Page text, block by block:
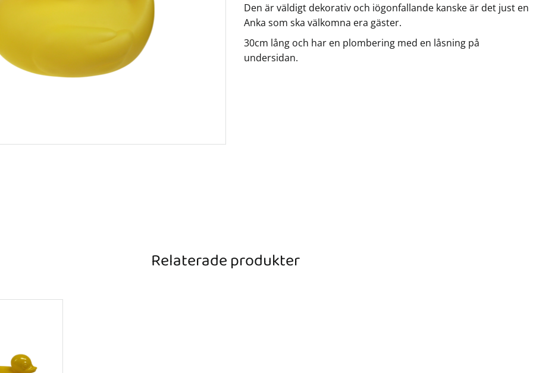
Den är väldigt dekorativ och iögonfallande kanske är det just en
Anka som ska välkomna era gäster.
30cm lång och har en plombering med en låsning på
undersidan.
Relaterade produkter